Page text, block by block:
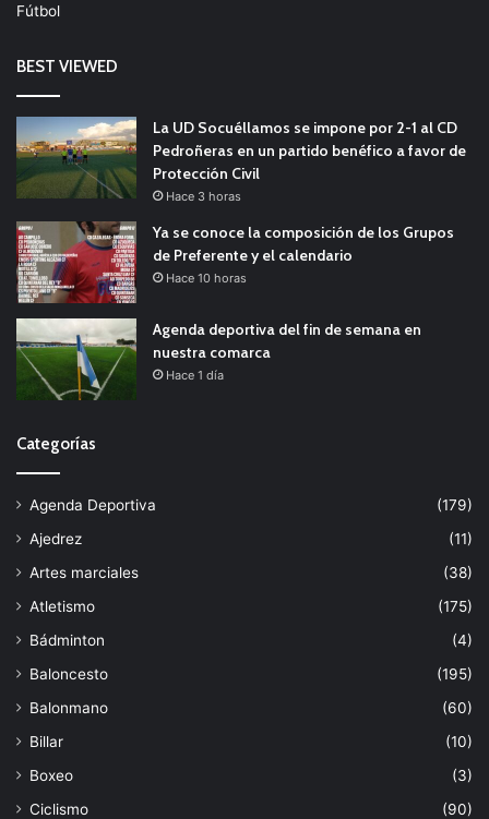
Fútbol
BEST VIEWED
La UD Socuéllamos se impone por 2-1 al CD
Pedroñeras en un partido benéfico a favor de
Protección Civil
Hace 3 horas
Ya se conoce la composición de los Grupos
de Preferente y el calendario
Hace 10 horas
Agenda deportiva del fin de semana en
nuestra comarca
Hace 1 día
Categorías
Agenda Deportiva
(179)
Ajedrez
(11)
Artes marciales
(38)
Atletismo
(175)
Bádminton
(4)
Baloncesto
(195)
Balonmano
(60)
Billar
(10)
Boxeo
(3)
Ciclismo
(90)